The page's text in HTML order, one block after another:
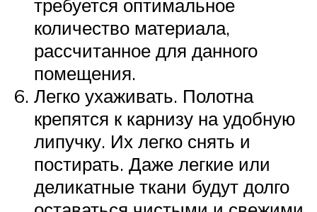
требуется оптимальное
количество материала,
рассчитанное для данного
помещения.
Легко ухаживать. Полотна
крепятся к карнизу на удобную
липучку. Их легко снять и
постирать. Даже легкие или
деликатные ткани будут долго